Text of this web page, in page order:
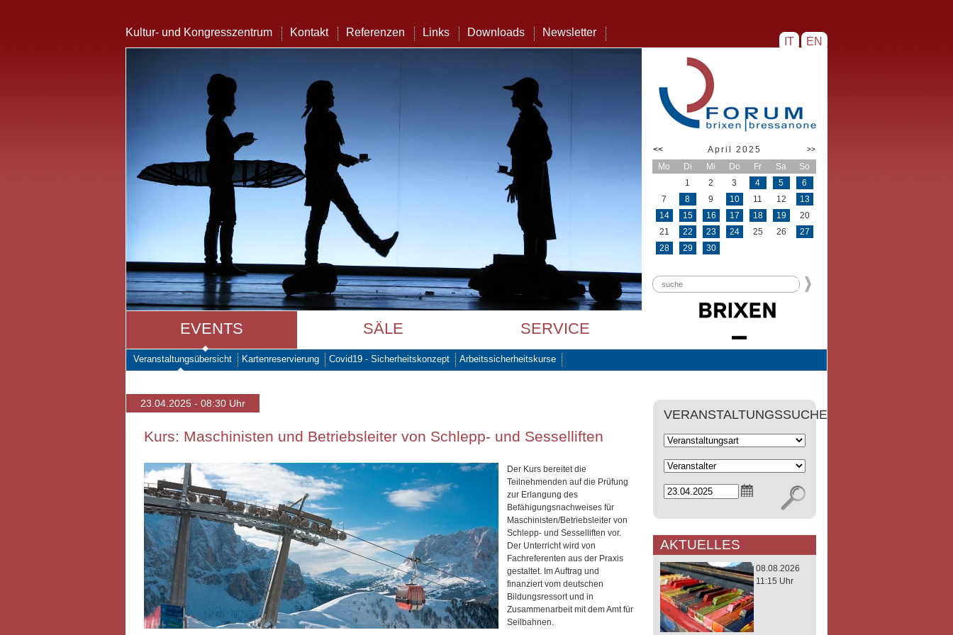
IT EN
Kultur- und Kongresszentrum Kontakt Referenzen Links Downloads Newsletter
EVENTS SÄLE SERVICE
<< April 2025 >>
Mo Di Mi Do Fr Sa
So
1
2 3 4 5
6
7
8 9 10 11 12
13
14
15 16 17 18 19
20
21
22 23 24 25 26
27
28
29 30
Veranstaltungsübersicht Kartenreservierung Covid19 - Sicherheitskonzept Arbeitssicherheitskurse
23.04.2025 - 08:30 Uhr
Kurs: Maschinisten und Betriebsleiter von Schlepp- und Sesselliften
Der Kurs bereitet die
Teilnehmenden auf die Prüfung
zur Erlangung des
Befähigungsnachweises für
Maschinisten/Betriebsleiter von
Schlepp- und Sesselliften vor.
Der Unterricht wird von
Fachreferenten aus der Praxis
gestaltet. Im Auftrag und
finanziert vom deutschen
Bildungsressort und in
Zusammenarbeit mit dem Amt für
Seilbahnen.
VERANSTALTUNGSSUCHE
AKTUELLES
08.08.2026
11:15 Uhr